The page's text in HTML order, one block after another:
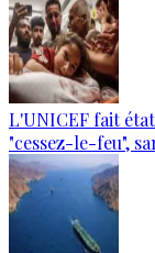
L'UNICEF fait
"cessez-le-feu",